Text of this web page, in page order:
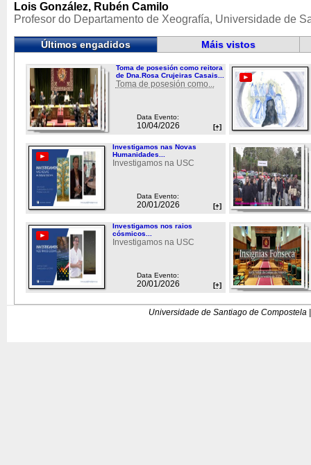
Lois González, Rubén Camilo
Profesor do Departamento de Xeografía, Universidade de
Últimos engadidos Máis vistos
Toma de posesión como reitora
de Dna.Rosa Crujeiras Casais...
Toma de posesión como...
Data Evento:
10/04/2026 [+]
Investigamos nas Novas
Humanidades...
Investigamos na USC
Data Evento:
20/01/2026 [+]
Investigamos nos raios
cósmicos...
Investigamos na USC
Data Evento:
20/01/2026 [+]
Universidade de Santiago de